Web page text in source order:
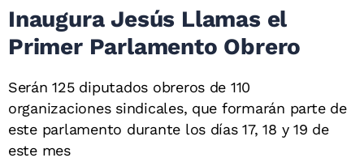
Inaugura Jesús Llamas el
Primer Parlamento Obrero
Serán 125 diputados obreros de 110
organizaciones sindicales, que formarán parte de
este parlamento durante los días 17, 18 y 19 de
este mes